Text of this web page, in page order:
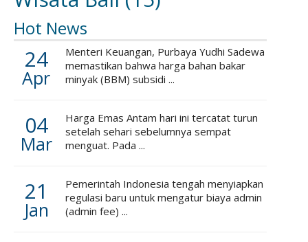
Hot News
24
Apr
Menteri Keuangan, Purbaya Yudhi Sadewa
memastikan bahwa harga bahan bakar
minyak (BBM) subsidi ...
04
Mar
Harga Emas Antam hari ini tercatat turun
setelah sehari sebelumnya sempat
menguat. Pada ...
21
Jan
Pemerintah Indonesia tengah menyiapkan
regulasi baru untuk mengatur biaya admin
(admin fee) ...